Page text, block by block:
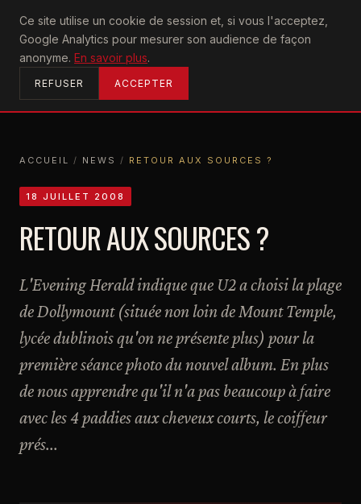
Ce site utilise un cookie de session et, si vous l'acceptez,
Google Analytics pour mesurer son audience de façon
anonyme. En savoir plus.
REFUSER ACCEPTER
U2achtung
ACCUEIL
ACCUEIL / NEWS / RETOUR AUX SOURCES ?
18 JUILLET 2008
RETOUR AUX SOURCES ?
L'Evening Herald indique que U2 a choisi la plage
de Dollymount (située non loin de Mount Temple,
lycée dublinois qu'on ne présente plus) pour la
première séance photo du nouvel album. En plus
de nous apprendre qu'il n'a pas beaucoup à faire
avec les 4 paddies aux cheveux courts, le coiffeur
prés...